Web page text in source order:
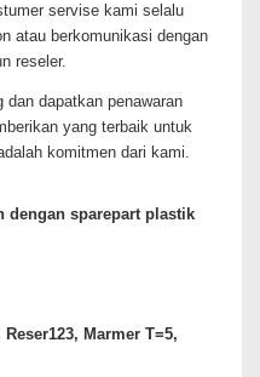
servise kami selalu
atau berkomunikasi dengan
reseler.
dan dapatkan penawaran
yang terbaik untuk
komitmen dari kami.
dengan sparepart plastik
Marmer T=5,